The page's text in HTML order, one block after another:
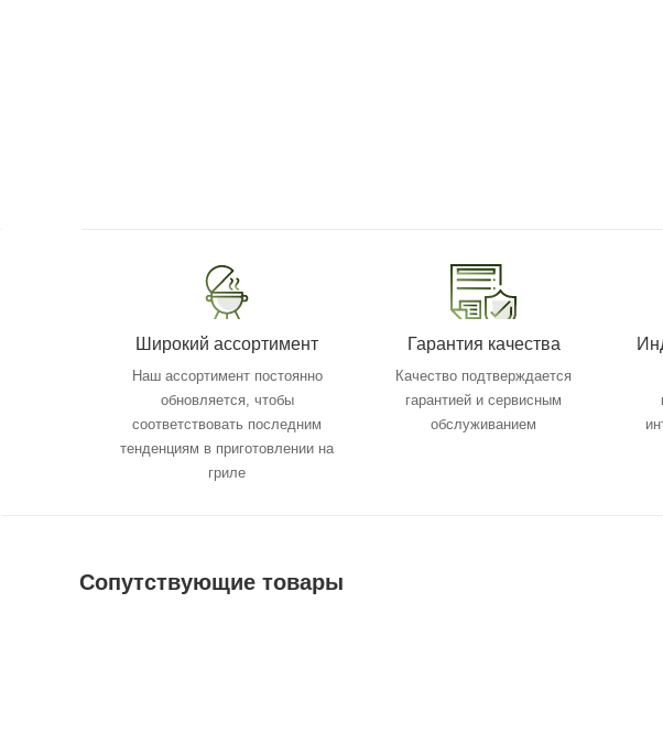
Широкий ассортимент
Наш ассортимент постоянно
обновляется, чтобы
соответствовать последним
тенденциям в приготовлении на
гриле
Гарантия качества
Качество подтверждается
гарантией и сервисным
обслуживанием
Сопутствующие товары